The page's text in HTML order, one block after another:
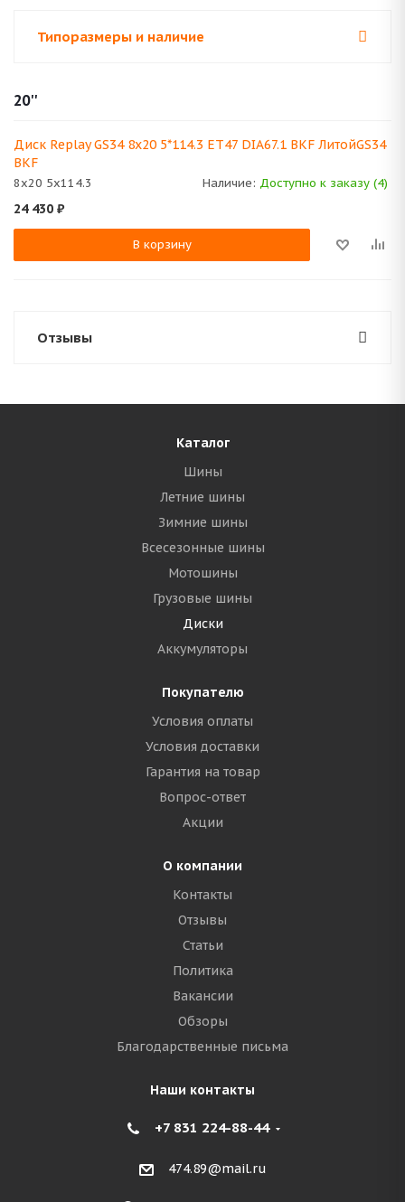
Типоразмеры и наличие
20''
Диск Replay GS34 8x20 5*114.3 ET47 DIA67.1 BKF ЛитойGS34
BKF
8x20 5x114.3 Наличие: Доступно к заказу (4)
24 430 ₽
В корзину
Отзывы
Каталог
Шины
Летние шины
Зимние шины
Всесезонные шины
Мотошины
Грузовые шины
Диски
Аккумуляторы
Покупателю
Условия оплаты
Условия доставки
Гарантия на товар
Вопрос-ответ
Акции
О компании
Контакты
Отзывы
Статьи
Политика
Вакансии
Обзоры
Благодарственные письма
Наши контакты
+7 831 224-88-44
474.89@mail.ru